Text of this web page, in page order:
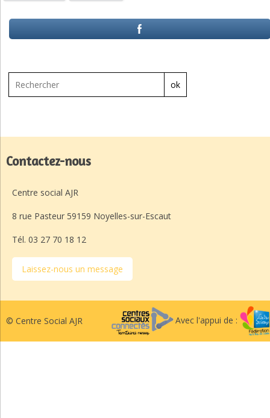
ok
Contactez-nous
Centre social AJR
8 rue Pasteur 59159 Noyelles-sur-Escaut
Tél. 03 27 70 18 12
Laissez-nous un message
© Centre Social AJR Avec l'appui de :